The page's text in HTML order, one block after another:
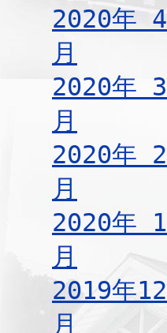
2020年 4
月
2020年 3
月
2020年 2
月
2020年 1
月
2019年12
月